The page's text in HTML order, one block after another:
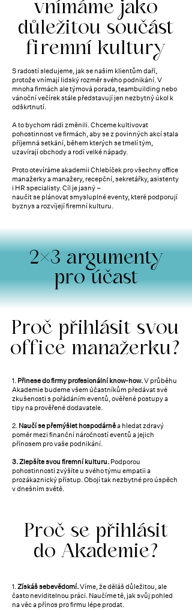
vnímáme jako
důležitou součást
fi remní kultury
S radostí sledujeme, jak se našim klientům daří,
protože vnímají lidský rozměr svého podnikání. V
mnoha firmách ale týmová porada, teambuilding nebo
vánoční večírek stále představují jen nezbytný úkol k
odškrtnutí.
A to bychom rádi změnili. Chceme kultivovat
pohostinnost ve firmách, aby se z povinných akcí stala
příjemná setkání, během kterých se tmelí tým,
uzavírají obchody a rodí velké nápady.
Proto otevíráme akademii Chlebíček pro všechny office
manažerky a manažery, recepční, sekretářky, asistenty
i HR specialisty. Cíl je jasný –
naučit se plánovat smysluplné eventy, které podporují
byznys a rozvíjejí firemní kulturu.
2×3 argumenty
pro účast
Proč přihlásit svou
office manažerku?
1. Přinese do firmy profesionální know-how.V průběhu
Akademie budeme všem účastníkům předávat své
zkušenosti s pořádáním eventů, ověřené postupy a
tipy na prověřené dodavatele.
2. Naučí se přemýšlet hospodárněa hledat zdravý
poměr mezi finanční náročností eventů a jejich
přínosem pro vaše podnikání.
3. Zlepšíte svou firemní kulturu. Podporou
pohostinnosti zvýšíte u svého týmu empatii a
prozákaznický přístup. Obojí tak nezbytné pro úspěch
v dnešním světě.
Proč se přihlásit
do Akademie?
1.Získáš sebevědomí.Víme, že děláš důležitou, ale
často neviditelnou práci. Naučíme tě, jak svůj pohled
na věc a přínos pro firmu lépe prodat.